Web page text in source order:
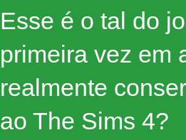
Esse é o tal do
primeira vez em
realmente
ao The Sims 4?